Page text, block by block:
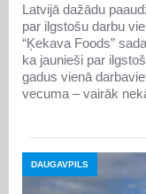
Latvijā dažādu
par ilgstošu darbu
“Ķekava Foods”
ka jaunieši par
gadus vienā
vecuma – vairāk
DAUGAVPILS